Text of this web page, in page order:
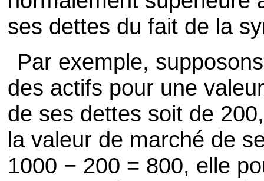
ses dettes du fait de la
Par exemple,
des actifs pour une
de ses dettes soit de
la valeur de marché de
1000 − 200 = 800, elle